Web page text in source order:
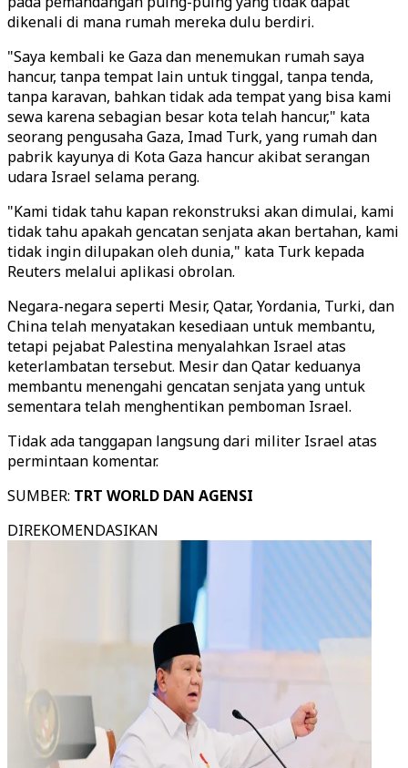
dikenali di mana rumah mereka dulu berdiri.
"Saya kembali ke Gaza dan menemukan rumah saya
hancur, tanpa tempat lain untuk tinggal, tanpa tenda,
tanpa karavan, bahkan tidak ada tempat yang bisa kami
sewa karena sebagian besar kota telah hancur," kata
seorang pengusaha Gaza, Imad Turk, yang rumah dan
pabrik kayunya di Kota Gaza hancur akibat serangan
udara Israel selama perang.
"Kami tidak tahu kapan rekonstruksi akan dimulai, kami
tidak tahu apakah gencatan senjata akan bertahan, kami
tidak ingin dilupakan oleh dunia," kata Turk kepada
Reuters melalui aplikasi obrolan.
Negara-negara seperti Mesir, Qatar, Yordania, Turki, dan
China telah menyatakan kesediaan untuk membantu,
tetapi pejabat Palestina menyalahkan Israel atas
keterlambatan tersebut. Mesir dan Qatar keduanya
membantu menengahi gencatan senjata yang untuk
sementara telah menghentikan pemboman Israel.
Tidak ada tanggapan langsung dari militer Israel atas
permintaan komentar.
SUMBER: TRT WORLD DAN AGENSI
DIREKOMENDASIKAN